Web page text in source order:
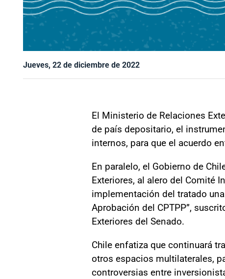
Jueves, 22 de diciembre de 2022
El Ministerio de Relaciones
de país depositario, el
internos, para que el acuerdo
En paralelo, el Gobierno de
Exteriores, al alero del Comité
implementación del tratado
Aprobación del CPTPP”,
Exteriores del Senado.
Chile enfatiza que continuará
otros espacios multilaterales,
controversias entre